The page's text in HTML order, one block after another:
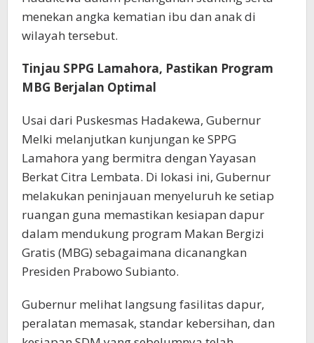
menekan angka kematian ibu dan anak di
wilayah tersebut.
Tinjau SPPG Lamahora, Pastikan Program
MBG Berjalan Optimal
Usai dari Puskesmas Hadakewa, Gubernur
Melki melanjutkan kunjungan ke SPPG
Lamahora yang bermitra dengan Yayasan
Berkat Citra Lembata. Di lokasi ini, Gubernur
melakukan peninjauan menyeluruh ke setiap
ruangan guna memastikan kesiapan dapur
dalam mendukung program Makan Bergizi
Gratis (MBG) sebagaimana dicanangkan
Presiden Prabowo Subianto.
Gubernur melihat langsung fasilitas dapur,
peralatan memasak, standar kebersihan, dan